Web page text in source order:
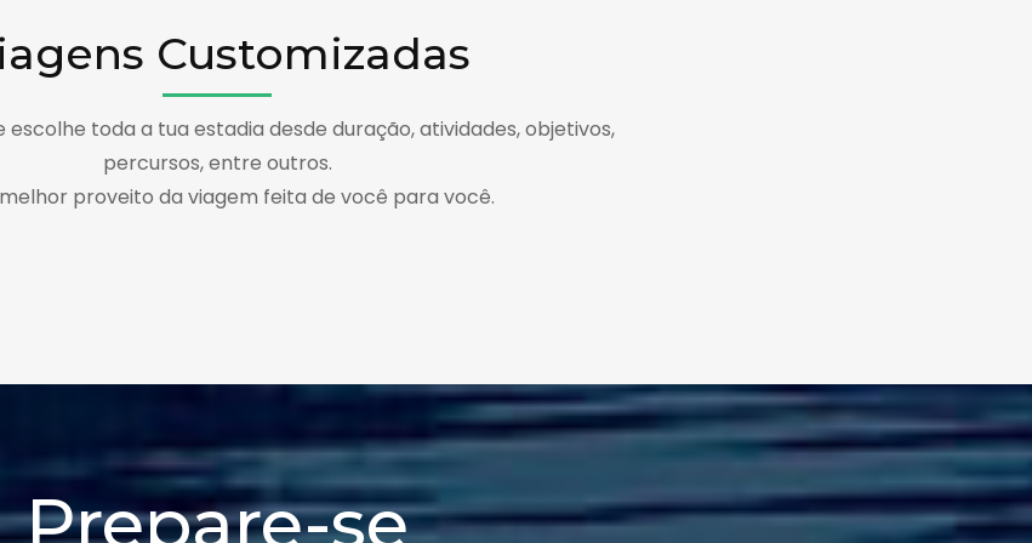
Customizadas
escolhe toda a tua estadia desde duração, atividades, objetivos,
percursos, entre outros.
proveito da viagem feita de você para você.
Prepare-se